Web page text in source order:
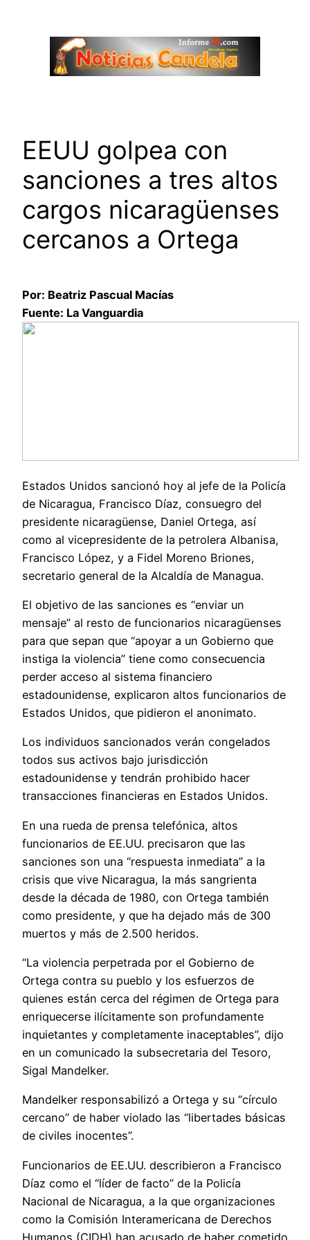
contenido
EEUU golpea con
sanciones a tres altos
cargos nicaragüenses
cercanos a Ortega
Por: Beatriz Pascual Macías
Fuente: La Vanguardia
Estados Unidos sancionó hoy al jefe de la Policía
de Nicaragua, Francisco Díaz, consuegro del
presidente nicaragüense, Daniel Ortega, así
como al vicepresidente de la petrolera Albanisa,
Francisco López, y a Fidel Moreno Briones,
secretario general de la Alcaldía de Managua.
El objetivo de las sanciones es “enviar un
mensaje” al resto de funcionarios nicaragüenses
para que sepan que “apoyar a un Gobierno que
instiga la violencia” tiene como consecuencia
perder acceso al sistema financiero
estadounidense, explicaron altos funcionarios de
Estados Unidos, que pidieron el anonimato.
Los individuos sancionados verán congelados
todos sus activos bajo jurisdicción
estadounidense y tendrán prohibido hacer
transacciones financieras en Estados Unidos.
En una rueda de prensa telefónica, altos
funcionarios de EE.UU. precisaron que las
sanciones son una “respuesta inmediata” a la
crisis que vive Nicaragua, la más sangrienta
desde la década de 1980, con Ortega también
como presidente, y que ha dejado más de 300
muertos y más de 2.500 heridos.
“La violencia perpetrada por el Gobierno de
Ortega contra su pueblo y los esfuerzos de
quienes están cerca del régimen de Ortega para
enriquecerse ilícitamente son profundamente
inquietantes y completamente inaceptables”, dijo
en un comunicado la subsecretaria del Tesoro,
Sigal Mandelker.
Mandelker responsabilizó a Ortega y su “círculo
cercano” de haber violado las “libertades básicas
de civiles inocentes”.
Funcionarios de EE.UU. describieron a Francisco
Díaz como el “líder de facto” de la Policía
Nacional de Nicaragua, a la que organizaciones
como la Comisión Interamericana de Derechos
Humanos (CIDH) han acusado de haber cometido